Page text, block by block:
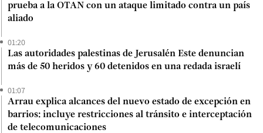
prueba a la OTAN con un ataque limitado contra un país
aliado
01:20
Las autoridades palestinas de Jerusalén Este denuncian
más de 50 heridos y 60 detenidos en una redada israelí
01:07
Arrau explica alcances del nuevo estado de excepción en
barrios: incluye restricciones al tránsito e interceptación
de telecomunicaciones